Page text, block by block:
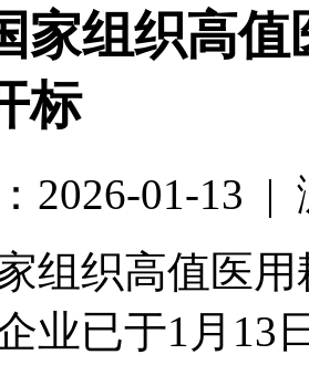
家组织高
标
2026-01-13 |
组织高值医
业已于1月13